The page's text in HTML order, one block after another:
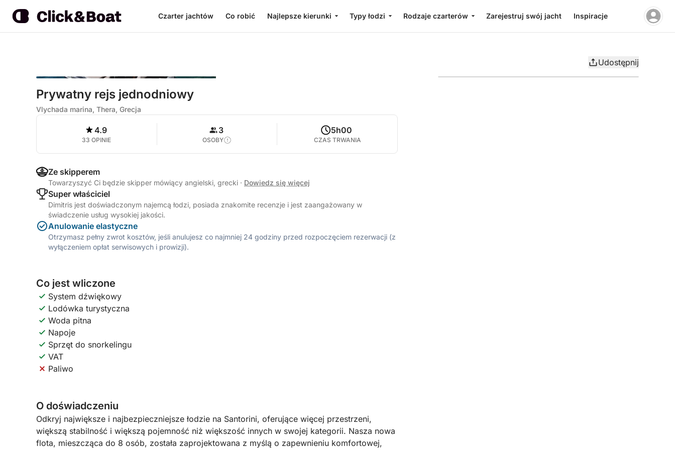
Czarter jachtów Co robić Najlepsze kierunki Typy łodzi Rodzaje czarterów Zarejestruj swój jacht Inspiracje
Udostępnij
Prywatny rejs jednodniowy
Vlychada marina, Thera, Grecja
4.9
33 OPINIE
3
OSOBY
5h00
CZAS TRWANIA
Ze skipperem
Towarzyszyć Ci będzie skipper mówiący angielski, grecki · Dowiedz się więcej
Super właściciel
Dimitris jest doświadczonym najemcą łodzi, posiada znakomite recenzje i jest zaangażowany w
świadczenie usług wysokiej jakości.
Anulowanie elastyczne
Otrzymasz pełny zwrot kosztów, jeśli anulujesz co najmniej 24 godziny przed rozpoczęciem rezerwacji (z
wyłączeniem opłat serwisowych i prowizji).
Co jest wliczone
System dźwiękowy
Lodówka turystyczna
Woda pitna
Napoje
Sprzęt do snorkelingu
VAT
Paliwo
O doświadczeniu
Odkryj największe i najbezpieczniejsze łodzie na Santorini, oferujące więcej przestrzeni,
większą stabilność i większą pojemność niż większość innych w swojej kategorii. Nasza nowa
flota, mieszcząca do 8 osób, została zaprojektowana z myślą o zapewnieniu komfortowej,